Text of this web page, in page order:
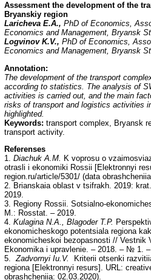
Assessment the development of the
Bryanskiy region
Laricheva E.A., PhD of Economics,
Economics and Management, Bryansk
Logvinov K.V., PhD of Economics,
Economics and Management, Bryansk
Annotation:
The development of the transport
according to statistics. The analysis of
activities is carried out, and the main
risks of transport and logistics activities
highlighted.
Keywords: transport complex, Bryansk
transport activity.
Referenses
1. Diachuk A.M. K voprosu o
otrasli i ekonomiki Rossii [Elektronnyi
region.ru/article/5301/ (data
2. Brianskaia oblast v tsifrakh. 2019:
2019.
3. Regiony Rossii. Sotsialno-
M.: Rosstat. – 2019.
4. Kulagina N.A., Blagoder T.P.
ekonomicheskogo potentsiala regiona
ekonomicheskoi bezopasnosti // Vestnik
Ekonomika i upravlenie. – 2018. – № 1.
5.Zadvornyi Iu.V.
Kriterii otsenki
regiona [Elektronnyi resurs]. URL:
obrashcheniia: 02.03.2020).